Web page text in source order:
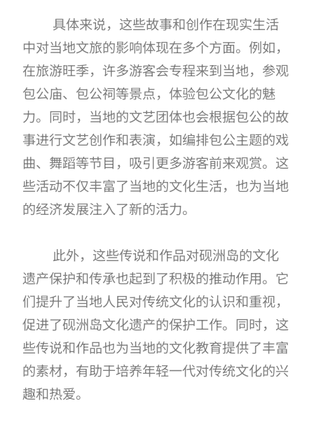
具体来说，这些故事和创作在现实生活
中对当地文旅的影响体现在多个方面。例如，
在旅游旺季，许多游客会专程来到当地，参观
包公庙、包公祠等景点，体验包公文化的魅
力。同时，当地的文艺团体也会根据包公的故
事进行文艺创作和表演，如编排包公主题的戏
曲、舞蹈等节目，吸引更多游客前来观赏。这
些活动不仅丰富了当地的文化生活，也为当地
的经济发展注入了新的活力。
此外，这些传说和作品对砚洲岛的文化
遗产保护和传承也起到了积极的推动作用。它
们提升了当地人民对传统文化的认识和重视，
促进了砚洲岛文化遗产的保护工作。同时，这
些传说和作品也为当地的文化教育提供了丰富
的素材，有助于培养年轻一代对传统文化的兴
趣和热爱。